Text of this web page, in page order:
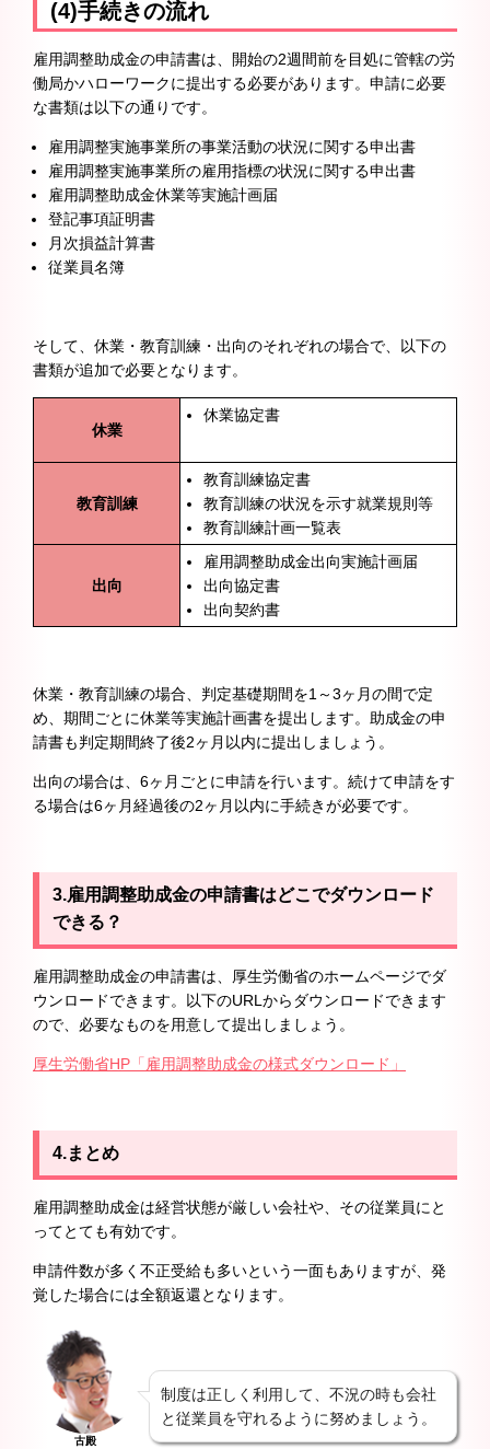
(4)手続きの流れ
雇用調整助成金の申請書は、開始の2週間前を目処に管轄の労
働局かハローワークに提出する必要があります。申請に必要
な書類は以下の通りです。
雇用調整実施事業所の事業活動の状況に関する申出書
雇用調整実施事業所の雇用指標の状況に関する申出書
雇用調整助成金休業等実施計画届
登記事項証明書
月次損益計算書
従業員名簿
そして、休業・教育訓練・出向のそれぞれの場合で、以下の
書類が追加で必要となります。
休業
休業協定書
教育訓練
教育訓練協定書
教育訓練の状況を示す就業規則等
教育訓練計画一覧表
出向
雇用調整助成金出向実施計画届
出向協定書
出向契約書
休業・教育訓練の場合、判定基礎期間を1～3ヶ月の間で定
め、期間ごとに休業等実施計画書を提出します。助成金の申
請書も判定期間終了後2ヶ月以内に提出しましょう。
出向の場合は、6ヶ月ごとに申請を行います。続けて申請をす
る場合は6ヶ月経過後の2ヶ月以内に手続きが必要です。
3.雇用調整助成金の申請書はどこでダウンロード
できる？
雇用調整助成金の申請書は、厚生労働省のホームページでダ
ウンロードできます。以下のURLからダウンロードできます
ので、必要なものを用意して提出しましょう。
厚生労働省HP「雇用調整助成金の様式ダウンロード」
4.まとめ
雇用調整助成金は経営状態が厳しい会社や、その従業員にと
ってとても有効です。
申請件数が多く不正受給も多いという一面もありますが、発
覚した場合には全額返還となります。
古殿
制度は正しく利用して、不況の時も会社
と従業員を守れるように努めましょう。